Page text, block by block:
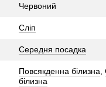
Червоний
Сліп
Середня посадка
Повсякденна білизна
білизна